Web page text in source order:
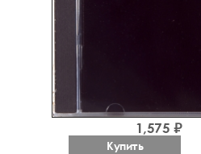
1,575 ₽
Купить